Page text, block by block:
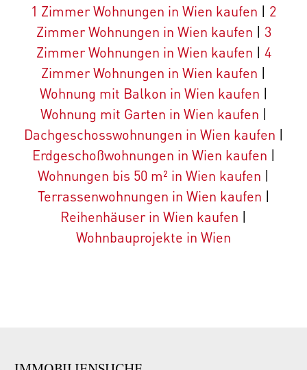
1 Zimmer Wohnungen in Wien kaufen | 2
Zimmer Wohnungen in Wien kaufen | 3
Zimmer Wohnungen in Wien kaufen | 4
Zimmer Wohnungen in Wien kaufen |
Wohnung mit Balkon in Wien kaufen |
Wohnung mit Garten in Wien kaufen |
Dachgeschosswohnungen in Wien kaufen |
Erdgeschoßwohnungen in Wien kaufen |
Wohnungen bis 50 m² in Wien kaufen |
Terrassenwohnungen in Wien kaufen |
Reihenhäuser in Wien kaufen |
Wohnbauprojekte in Wien